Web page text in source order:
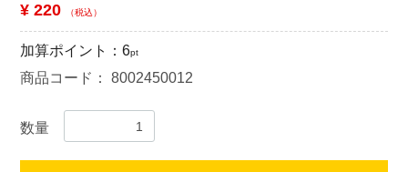
¥ 220 （税込）
加算ポイント：6pt
商品コード：8002450012
数量